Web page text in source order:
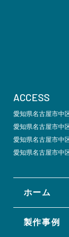
ホーム
製作事例
ACCESS
愛知県名古屋市中
愛知県名古屋市中
愛知県名古屋市中
愛知県名古屋市